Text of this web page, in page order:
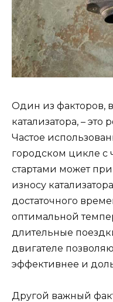
Один из факторов,
катализатора, –
Частое
городском цикле с
стартами может
износу
достаточного
оптимальной
длительные
двигателе
эффективнее и
Другой важный